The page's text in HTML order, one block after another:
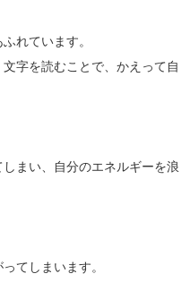
れています。
字を読むことで、かえって自
まい、自分のエネルギーを浪
てしまいます。